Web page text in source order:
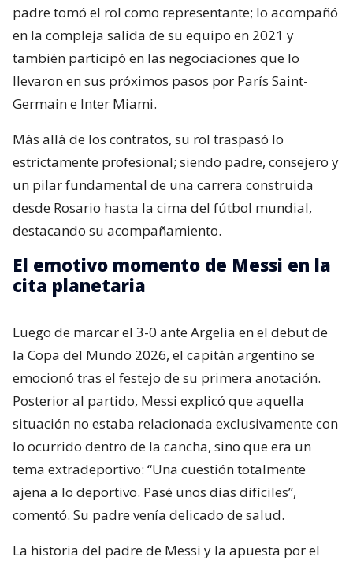
padre tomó el rol como representante; lo acompañó
en la compleja salida de su equipo en 2021 y
también participó en las negociaciones que lo
llevaron en sus próximos pasos por París Saint-
Germain e Inter Miami.
Más allá de los contratos, su rol traspasó lo
estrictamente profesional; siendo padre, consejero y
un pilar fundamental de una carrera construida
desde Rosario hasta la cima del fútbol mundial,
destacando su acompañamiento.
El emotivo momento de Messi en la
cita planetaria
Luego de marcar el 3-0 ante Argelia en el debut de
la Copa del Mundo 2026, el capitán argentino se
emocionó tras el festejo de su primera anotación.
Posterior al partido, Messi explicó que aquella
situación no estaba relacionada exclusivamente con
lo ocurrido dentro de la cancha, sino que era un
tema extradeportivo: “Una cuestión totalmente
ajena a lo deportivo. Pasé unos días difíciles”,
comentó. Su padre venía delicado de salud.
La historia del padre de Messi y la apuesta por el